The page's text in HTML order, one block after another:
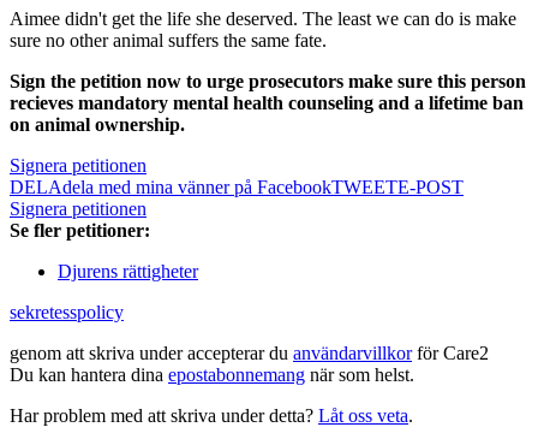
Aimee didn't get the life she deserved. The least we can do is make
sure no other animal suffers the same fate.
Sign the petition now to urge prosecutors make sure this person
recieves mandatory mental health counseling and a lifetime ban
on animal ownership.
Signera petitionen
DELAdela med mina vänner på FacebookTWEETE-POST
Signera petitionen
Se fler petitioner:
Djurens rättigheter
sekretesspolicy
genom att skriva under accepterar du användarvillkorför Care2
Du kan hantera dina epostabonnemang när som helst.
Har problem med att skriva under detta? Låt oss veta.